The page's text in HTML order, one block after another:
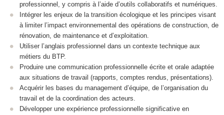
professionnel, y compris à l’aide d’outils collaboratifs et numériques.
Intégrer les enjeux de la transition écologique et les principes visant
à limiter l’impact environnemental des opérations de construction, de
rénovation, de maintenance et d’exploitation.
Utiliser l’anglais professionnel dans un contexte technique aux
métiers du BTP.
Produire une communication professionnelle écrite et orale adaptée
aux situations de travail (rapports, comptes rendus, présentations).
Acquérir les bases du management d’équipe, de l’organisation du
travail et de la coordination des acteurs.
Développer une expérience professionnelle significative en